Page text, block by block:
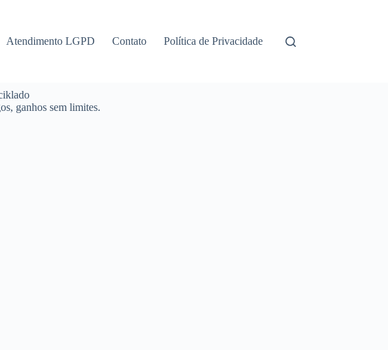
Atendimento LGPD Contato Política de Privacidade
ganhos sem limites.